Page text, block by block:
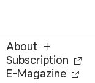
About
Subscription
E-Magazine